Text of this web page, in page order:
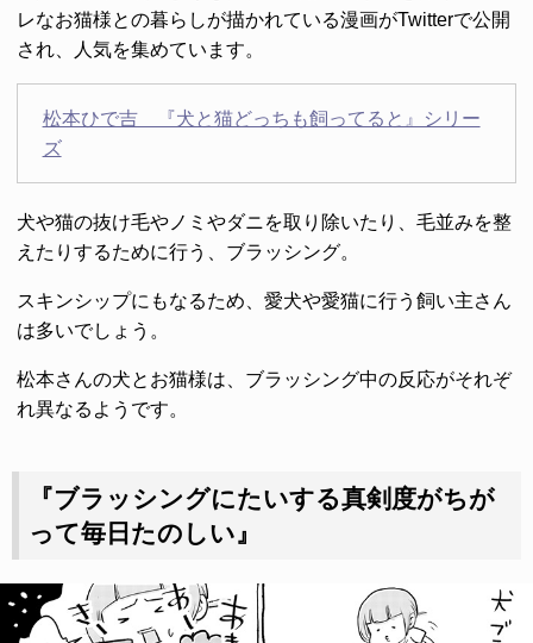
レなお猫様との暮らしが描かれている漫画がTwitterで公開
され、人気を集めています。
松本ひで吉 『犬と猫どっちも飼ってると』シリー
ズ
犬や猫の抜け毛やノミやダニを取り除いたり、毛並みを整
えたりするために行う、ブラッシング。
スキンシップにもなるため、愛犬や愛猫に行う飼い主さん
は多いでしょう。
松本さんの犬とお猫様は、ブラッシング中の反応がそれぞ
れ異なるようです。
『ブラッシングにたいする真剣度がちが
って毎日たのしい』